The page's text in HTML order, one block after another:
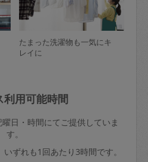
たまった洗濯物も一気にキ
レイに
利用可能時間
日・時間にてご提供していま
す。
ずれも1回あたり3時間です。